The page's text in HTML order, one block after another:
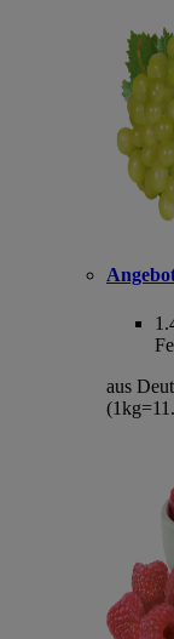
aus